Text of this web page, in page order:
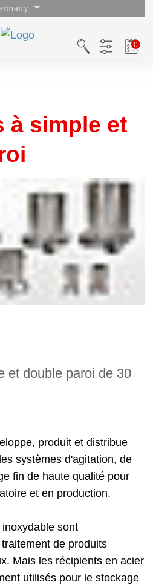
à simple et
et double paroi de 30
produit et distribue
systèmes d'agitation, de
fin de haute qualité pour
et en production.
sont
de produits
Mais les récipients en acier
utilisés pour le stockage